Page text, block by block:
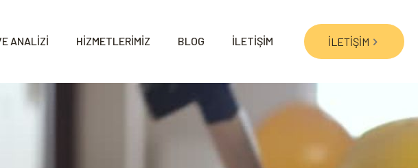
ANALİZİ HİZMETLERİMİZ BLOG İLETİŞİM İLETİŞİM